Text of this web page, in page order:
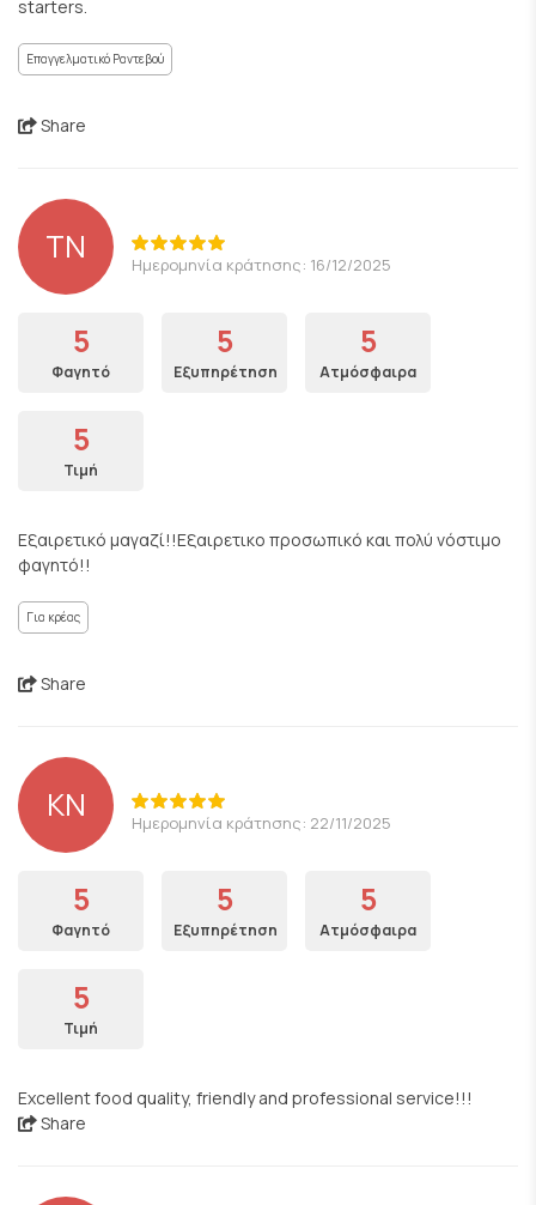
starters.
Επαγγελματικό Ραντεβού
Share
TN Ημερομηνία κράτησης: 16/12/2025
5
Φαγητό
5
Εξυπηρέτηση
5
Ατμόσφαιρα
5
Τιμή
Εξαιρετικό μαγαζί!!Εξαιρετικο προσωπικό και πολύ νόστιμο
φαγητό!!
Για κρέας
Share
KN Ημερομηνία κράτησης: 22/11/2025
5
Φαγητό
5
Εξυπηρέτηση
5
Ατμόσφαιρα
5
Τιμή
Excellent food quality, friendly and professional service!!!
Share